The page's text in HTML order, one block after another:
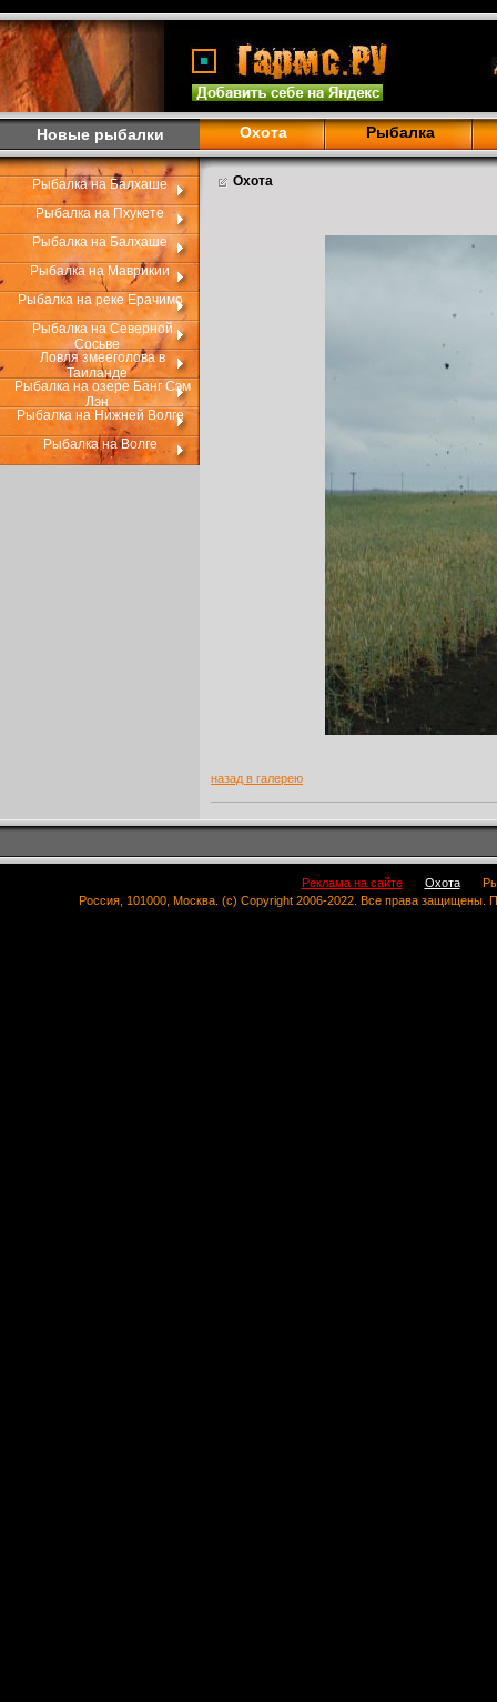
Новые рыбалки Охота Рыбалка
Рыбалка на Балхаше
Рыбалка на Пхукете
Рыбалка на Балхаше
Рыбалка на Маврикии
Рыбалка на реке Ерачимо
Рыбалка на Северной
Сосьве
Ловля змееголова в
Таиланде
Рыбалка на озере Банг Сэм
Лэн
Рыбалка на Нижней Волге
Рыбалка на Волге
Охота
назад в галерею
Реклама на сайте Охота
Россия, 101000, Москва. (c) Copyright 2006-2022. Все права защищены.